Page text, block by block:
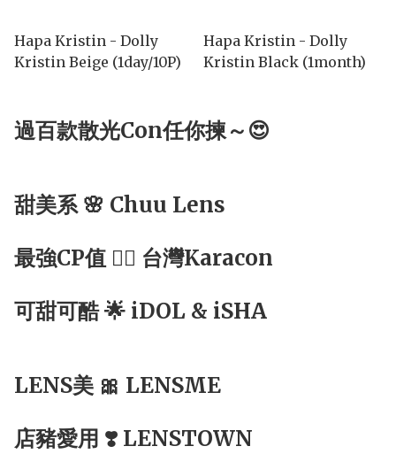
Hapa Kristin - Dolly
Kristin Beige (1day/10P)
Hapa Kristin - Dolly
Kristin Black (1month)
過百款散光Con任你揀～😍
甜美系 🌸 Chuu Lens
最強CP值 ☝🏻 台灣Karacon
可甜可酷 🌟 iDOL & iSHA
LENS美 🎀 LENSME
店豬愛用 ❣️ LENSTOWN